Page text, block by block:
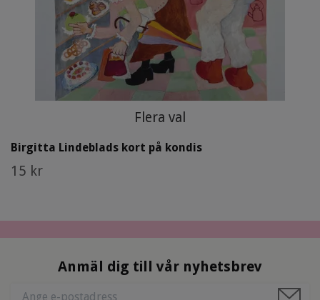
Flera val
Birgitta Lindeblads kort på kondis
15 kr
Anmäl dig till vår nyhetsbrev